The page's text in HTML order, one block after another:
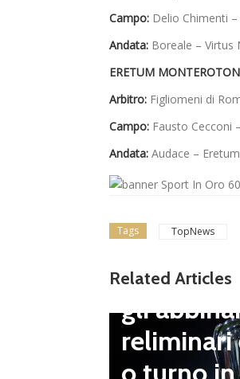
Campo: Delio Chimenti
Andata: Boreale – Virtus
ERETUM
Arbitro: Figliomeni di
Campo: Fausto Cecconi
Andata: Audace –
Tags TopNews
Related Articles
Coppa
gli
reliminari